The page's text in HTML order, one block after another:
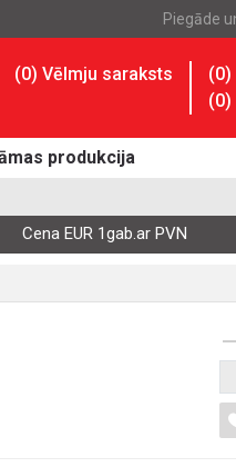
Piegāde
(0) Vēlmju saraksts
(0)
(0)
produkcija
Cena EUR 1gab.ar PVN